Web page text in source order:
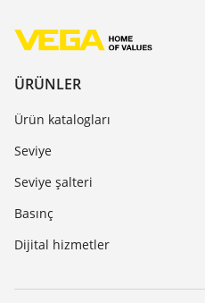
ÜRÜNLER
Ürün katalogları
Seviye
Seviye şalteri
Basınç
Dijital hizmetler